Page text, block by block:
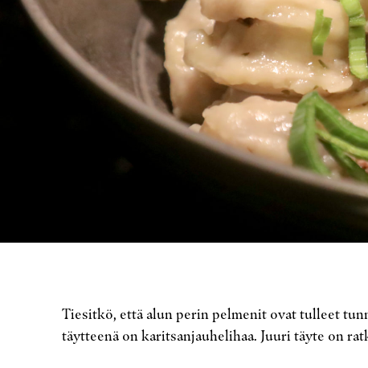
Tiesitkö, että alun perin pelmenit ovat tulleet
täytteenä on karitsanjauhelihaa. Juuri täyte on